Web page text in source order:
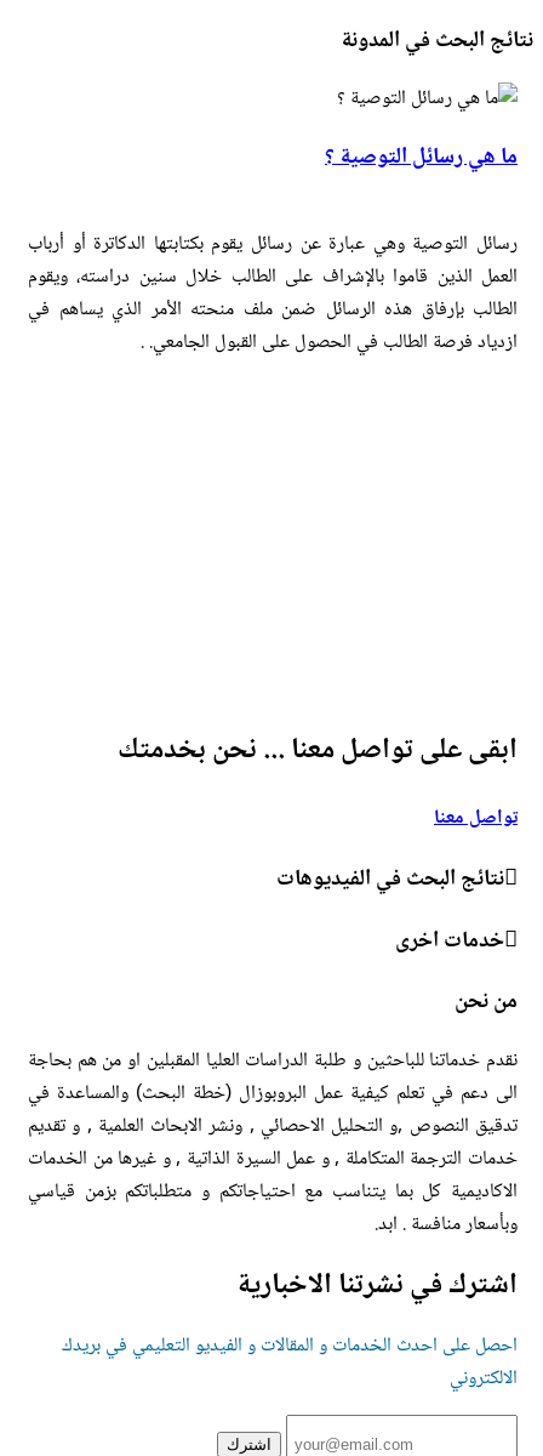
في المدونة
رسائل التوصية ؟
التوصية وهي عبارة عن رسائل يقوم بكتابتها الدكاترة أو أرباب
الذين قاموا بالإشراف على الطالب خلال سنين دراسته، ويقوم
بإرفاق هذه الرسائل ضمن ملف منحته الأمر الذي يساهم في
فرصة الطالب في الحصول على القبول الجامعي. .
على تواصل معنا ... نحن بخدمتك
معنا
البحث في الفيديوهات
اخرى
للباحثين و طلبة الدراسات العليا المقبلين او من هم بحاجة
في تعلم كيفية عمل البروبوزال (خطة البحث) والمساعدة في
النصوص ,و التحليل الاحصائي , ونشر الابحاث العلمية , و تقديم
الترجمة المتكاملة , و عمل السيرة الذاتية , و غيرها من الخدمات
كل بما يتناسب مع احتياجاتكم و متطلباتكم بزمن قياسي
منافسة . ابد.
في نشرتنا الاخبارية
على احدث الخدمات و المقالات و الفيديو التعليمي في بريدك